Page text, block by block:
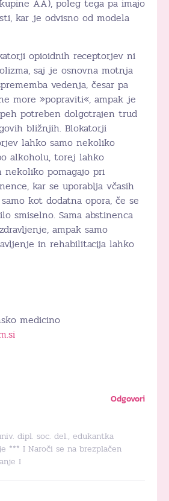
AA), poleg tega pa imajo
kar je odvisno od modela
opioidnih receptorjev ni
saj je osnovna motnja
vedenja, česar pa
more »popraviti«, ampak je
potreben dolgotrajen trud
bližnjih. Blokatorji
lahko samo nekoliko
alkoholu, torej lahko
nekoliko pomagajo pri
kar se uporablja včasih
kot dodatna opora, če se
smiselno. Sama abstinenca
ampak samo
in rehabilitacija lahko
medicino
Odgovori
dipl. soc. del., edukantka
*** I Naroči se na brezplačen
I